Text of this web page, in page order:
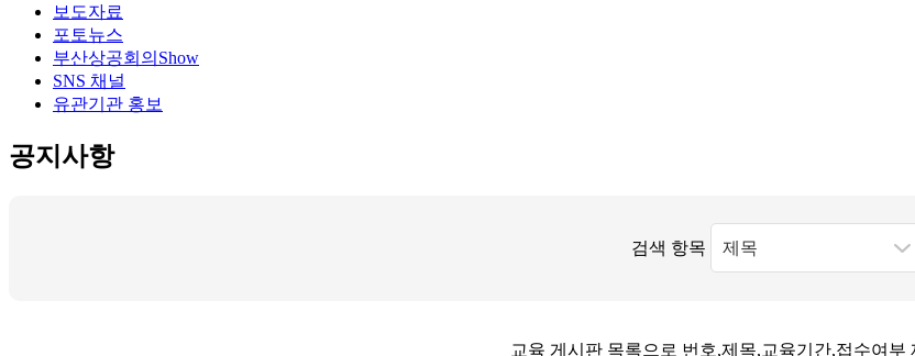
보도자료
포토뉴스
부산상공회의Show
SNS 채널
유관기관 홍보
공지사항
검색 항목
교육 게시판 목록으로 번호,제목,교육기간,접수여부